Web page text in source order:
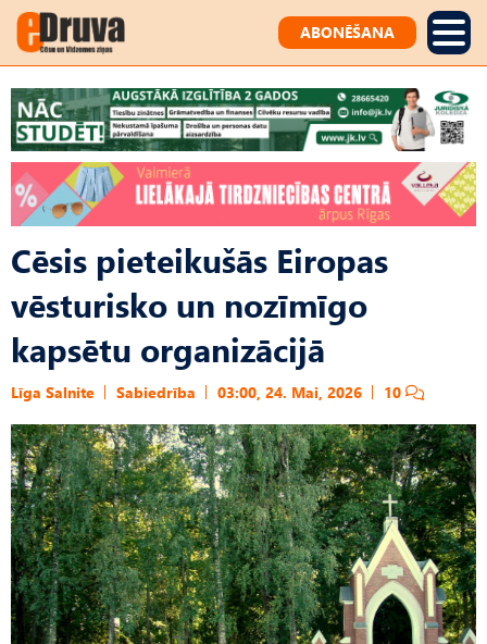
ABONĒŠANA
Cēsis pieteikušās Eiropas
vēsturisko un nozīmīgo
kapsētu organizācijā
Līga Salnite Sabiedrība 03:00, 24. Mai, 2026 10